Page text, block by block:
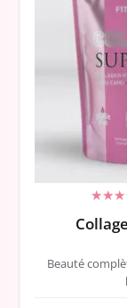
Beauté